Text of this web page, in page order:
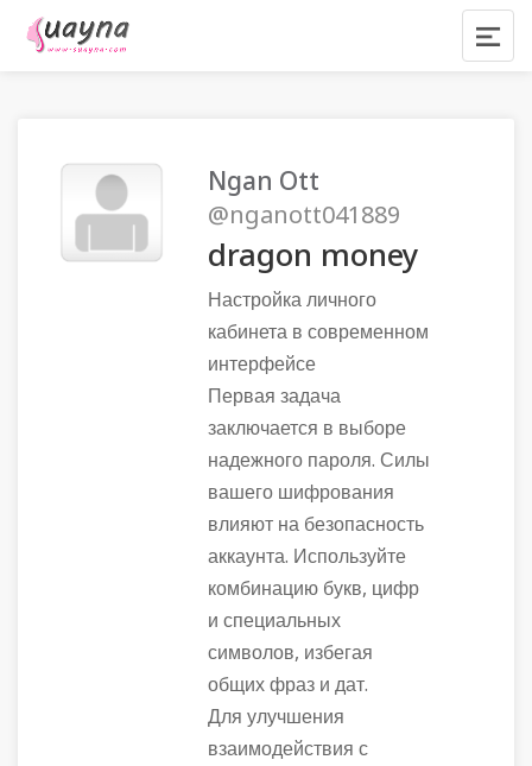
Ngan Ott
@nganott041889
dragon money
Настройка личного
кабинета в современном
интерфейсе
Первая задача
заключается в выборе
надежного пароля. Силы
вашего шифрования
влияют на безопасность
аккаунта. Используйте
комбинацию букв, цифр
и специальных
символов, избегая
общих фраз и дат.
Для улучшения
взаимодействия с